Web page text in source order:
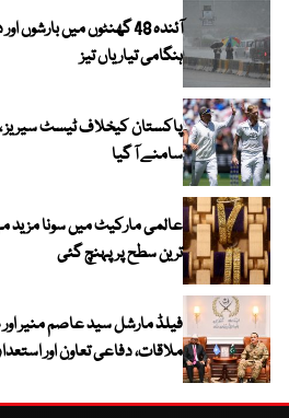
آئندہ 48 گھنٹوں میں
ہنگامی تیاریاں تیز
سامنے آ گیا
ترین سطح پر پہنچ گئی
فیلڈ مارشل سید عاصم منیر
ملاقات، دفاعی تعاون اور